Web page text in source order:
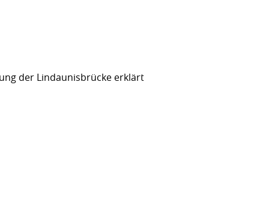
der Lindaunisbrücke erklärt